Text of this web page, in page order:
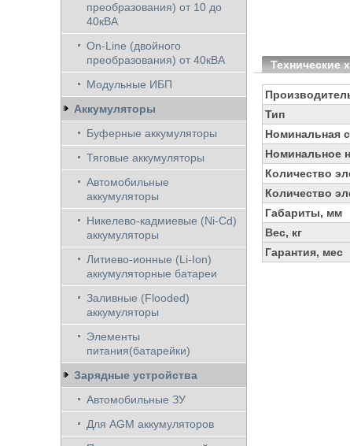
Технические
Тип
Номинальная
Номинальное
Количество
Количество
Габариты, мм
Вес, кг
Гарантия, мес
преобразования) от 10 до
40кВА
On-Line (двойного
преобразования) от 40кВА
Модульные ИБП
Аккумуляторы
Буферные аккумуляторы
Тяговые аккумуляторы
Автомобильные
аккумуляторы
Никелево-кадмиевые (Ni-Cd)
аккумуляторы
Литиево-ионные (Li-Ion)
аккумуляторные батареи
Заливные (Flooded)
аккумуляторы
Элементы
питания(батарейки)
Зарядные устройства
Автомобильные ЗУ
Для AGM аккумуляторов